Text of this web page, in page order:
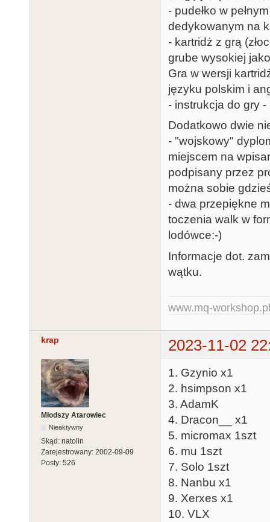
- pudełko w
dedykowanym na
- kartridż z grą
grube wysokiej
Gra w wersji
języku polskim i
- instrukcja do gry
Dodatkowo dwie
- "wojskowy"
miejscem na
podpisany przez
można sobie
- dwa przepiękne
toczenia walk w
lodówce:-)
Informacje dot.
wątku.
www.mq-workshop.pl
krap 2023-11-02
Młodszy Atarowiec
Nieaktywny
Skąd: natolin
Zarejestrowany: 2002-09-09
Posty: 526
1. Gzynio x1
2. hsimpson x1
3. AdamK
4. Dracon__ x1
5. micromax 1szt
6. mu 1szt
7. Solo 1szt
8. Nanbu x1
9. Xerxes x1
10. VLX